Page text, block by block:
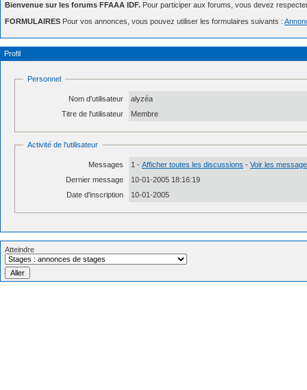
Bienvenue sur les forums FFAAA IDF. Pour participer aux forums, vous devez
FORMULAIRES Pour vos annonces, vous pouvez utiliser les formulaires suivants :
Profil
Personnel
Nom d'utilisateur
alyzéa
Titre de l'utilisateur
Membre
Activité de l'utilisateur
Messages 1 - Afficher toutes les discussions - Voir les
Dernier message
10-01-2005 18:16:19
Date d'inscription
10-01-2005
Atteindre